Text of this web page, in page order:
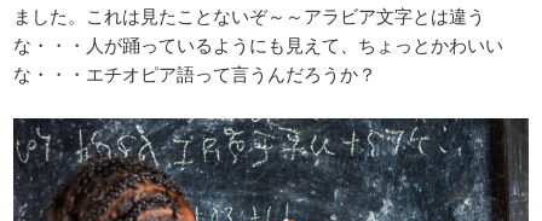
ました。これは見たことないぞ～～アラビア文字とは違う
な・・・人が踊っているようにも見えて、ちょっとかわいい
な・・・エチオピア語って言うんだろうか？